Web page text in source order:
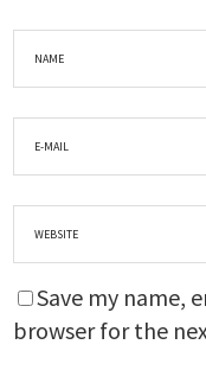
Save my name,
browser for the